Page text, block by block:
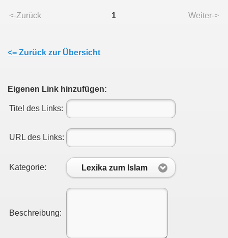
<-Zurück 1 Weiter->
<= Zurück zur Übersicht
Eigenen Link hinzufügen:
Titel des Links:
URL des Links:
Kategorie: Lexika zum Islam
Beschreibung: